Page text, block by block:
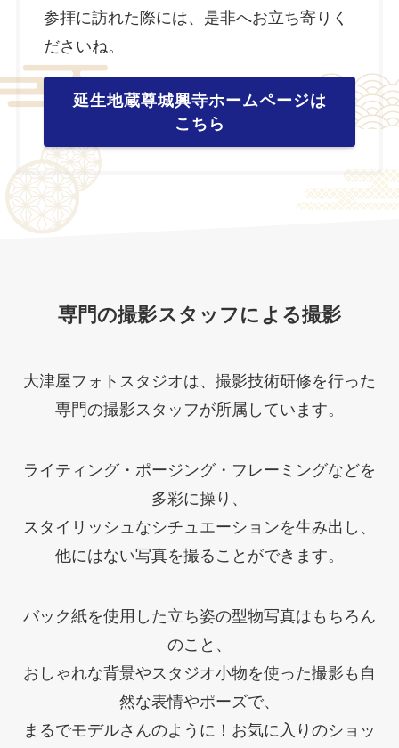
参拝に訪れた際には、是非へお立ち寄りく
ださいね。
延生地蔵尊城興寺ホームページは
こちら
専門の撮影スタッフによる撮影
大津屋フォトスタジオは、撮影技術研修を行った
専門の撮影スタッフが所属しています。
ライティング・ポージング・フレーミングなどを
多彩に操り、
スタイリッシュなシチュエーションを生み出し、
他にはない写真を撮ることができます。
バック紙を使用した立ち姿の型物写真はもちろん
のこと、
おしゃれな背景やスタジオ小物を使った撮影も自
然な表情やポーズで、
まるでモデルさんのように！お気に入りのショッ